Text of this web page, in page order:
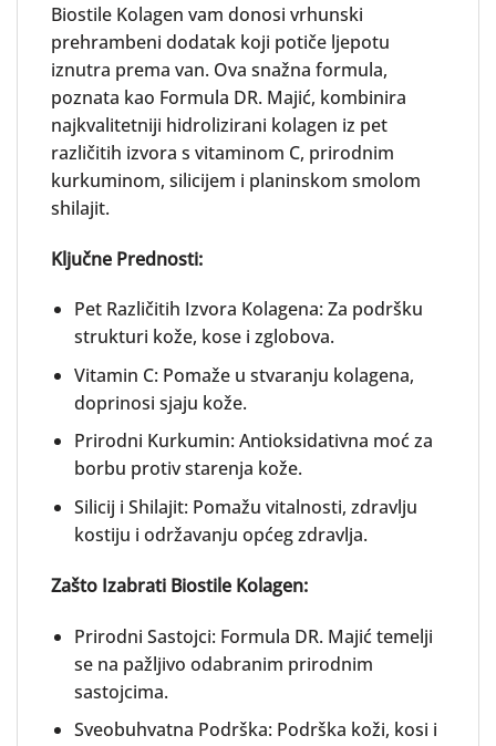
Biostile Kolagen vam donosi vrhunski
prehrambeni dodatak koji potiče ljepotu
iznutra prema van. Ova snažna formula,
poznata kao Formula DR. Majić, kombinira
najkvalitetniji hidrolizirani kolagen iz pet
različitih izvora s vitaminom C, prirodnim
kurkuminom, silicijem i planinskom smolom
shilajit.
Ključne Prednosti:
Pet Različitih Izvora Kolagena: Za podršku
strukturi kože, kose i zglobova.
Vitamin C: Pomaže u stvaranju kolagena,
doprinosi sjaju kože.
Prirodni Kurkumin: Antioksidativna moć za
borbu protiv starenja kože.
Silicij i Shilajit: Pomažu vitalnosti, zdravlju
kostiju i održavanju općeg zdravlja.
Zašto Izabrati Biostile Kolagen:
Prirodni Sastojci: Formula DR. Majić temelji
se na pažljivo odabranim prirodnim
sastojcima.
Sveobuhvatna Podrška: Podrška koži, kosi i